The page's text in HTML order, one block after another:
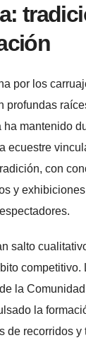
por los
profundas
ha mantenido
ecuestre
con
y
salto
competitivo.
la Comunidad
la
de recorridos y